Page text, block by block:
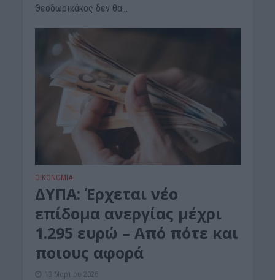
Θεοδωρικάκος δεν θα...
ΟΙΚΟΝΟΜΙΑ
ΔΥΠΑ: Έρχεται νέο
επίδομα ανεργίας μέχρι
1.295 ευρώ – Από πότε και
ποιους αφορά
13 Μαρτίου 2026